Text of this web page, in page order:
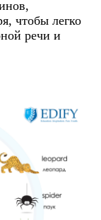
чтобы легко
речи и